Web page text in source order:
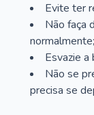
Evite ter
Não faça
normalmente;
Esvazie
Não se
precisa se